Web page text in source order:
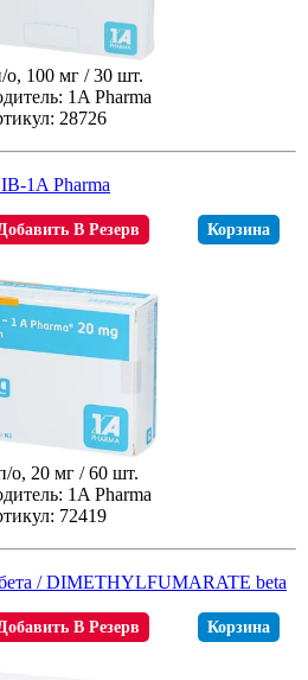
о, 100 мг / 30 шт.
1A Pharma
28726
1A Pharma
В Резерв Корзина
о, 20 мг / 60 шт.
1A Pharma
72419
/ DIMETHYLFUMARATE beta
В Резерв Корзина